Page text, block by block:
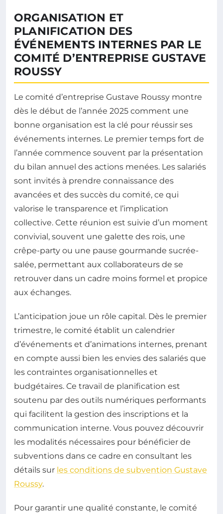
ORGANISATION ET
PLANIFICATION DES
ÉVÉNEMENTS INTERNES PAR LE
COMITÉ D’ENTREPRISE GUSTAVE
ROUSSY
Le comité d’entreprise Gustave Roussy montre
dès le début de l’année 2025 comment une
bonne organisation est la clé pour réussir ses
événements internes. Le premier temps fort de
l’année commence souvent par la présentation
du bilan annuel des actions menées. Les salariés
sont invités à prendre connaissance des
avancées et des succès du comité, ce qui
valorise le transparence et l’implication
collective. Cette réunion est suivie d’un moment
convivial, souvent une galette des rois, une
crêpe-party ou une pause gourmande sucrée-
salée, permettant aux collaborateurs de se
retrouver dans un cadre moins formel et propice
aux échanges.
L’anticipation joue un rôle capital. Dès le premier
trimestre, le comité établit un calendrier
d’événements et d’animations internes, prenant
en compte aussi bien les envies des salariés que
les contraintes organisationnelles et
budgétaires. Ce travail de planification est
soutenu par des outils numériques performants
qui facilitent la gestion des inscriptions et la
communication interne. Vous pouvez découvrir
les modalités nécessaires pour bénéficier de
subventions dans ce cadre en consultant les
détails sur les conditions de subvention Gustave
Roussy.
Pour garantir une qualité constante, le comité